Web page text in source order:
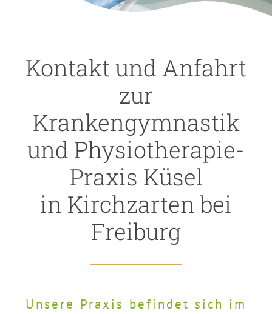
Kontakt und Anfahrt
zur
Krankengymnastik
und Physiotherapie-
Praxis Küsel
in Kirchzarten bei
Freiburg
Unsere Praxis befindet sich im